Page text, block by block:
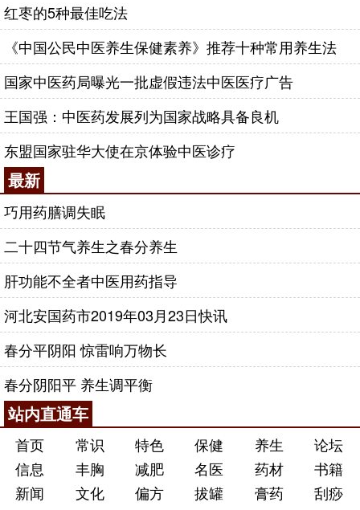
红枣的5种最佳吃法
《中国公民中医养生保健素养》推荐十种常用养生法
国家中医药局曝光一批虚假违法中医医疗广告
王国强：中医药发展列为国家战略具备良机
东盟国家驻华大使在京体验中医诊疗
最新
巧用药膳调失眠
二十四节气养生之春分养生
肝功能不全者中医用药指导
河北安国药市2019年03月23日快讯
春分平阴阳 惊雷响万物长
春分阴阳平 养生调平衡
站内直通车
首页 常识 特色 保健 养生
论坛
信息
丰胸 减肥 名医 药材
书籍
新闻
文化 偏方 拔罐 膏药
刮痧